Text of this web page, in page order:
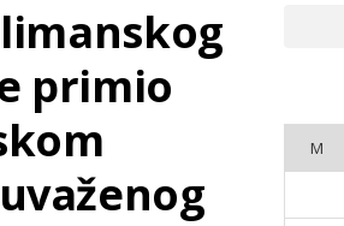
primio
M